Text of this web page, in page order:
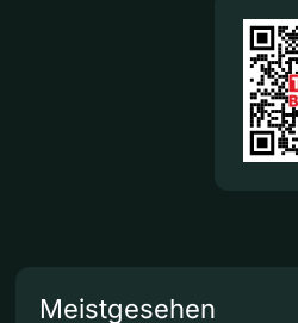
Meistgesehen